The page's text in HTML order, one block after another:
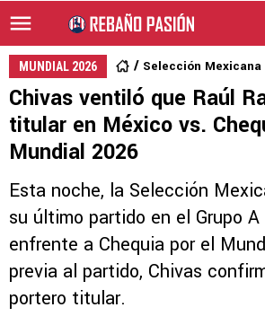
MUNDIAL 2026 Selección Mexicana
Chivas ventiló que Raúl
titular en México vs.
Mundial 2026
Esta noche, la Selección
su último partido en el Grupo A
enfrente a Chequia por el
previa al partido, Chivas
portero titular.